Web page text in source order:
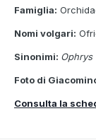
Famiglia:
Nomi volgari:
Sinonimi: Ophrys
Foto di
Consulta la